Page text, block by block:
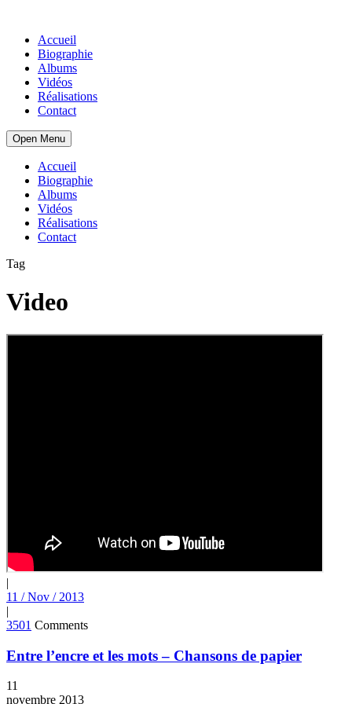
Accueil
Biographie
Albums
Vidéos
Réalisations
Contact
Open Menu
Accueil
Biographie
Albums
Vidéos
Réalisations
Contact
Tag
Video
|
11 / Nov / 2013
|
3501 Comments
Entre l’encre et les mots – Chansons de papier
11
novembre 2013